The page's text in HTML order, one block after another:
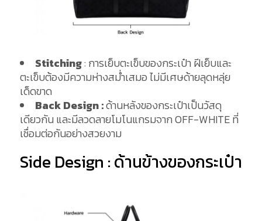
Stitching: การเย็บตะเข็บของกระเป๋า ฝีเย็บและ
ตะเข็บต้องมีความห่างสม่ำเสมอ ไม่มีเศษด้ายลุดหลุ่ย
เด็ดขาด
Back Design :ด้านหลังของกระเป๋าเป็นวัสดุ
เดียวกัน และมีลวดลายโมโนแกรมจาก OFF-WHITE ที่
เชื่อมต่อกันอย่างสวยงาม
Side Design : ด้านข้างของกระเป๋า